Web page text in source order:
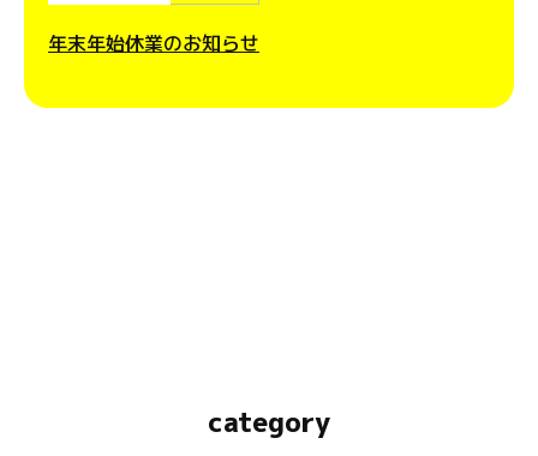
年末年始休業のお知らせ
category